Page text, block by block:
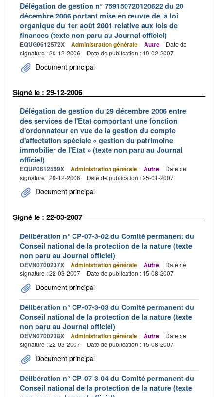
Délégation de gestion n° 759150720120622 du 20
décembre 2006 portant mise en œuvre de la loi
organique du 1er août 2001 relative aux lois de
finances (texte non paru au Journal officiel)
EQUG0612572X Administration générale Autre
Date de
signature : 20-12-2006
Date de publication : 10-02-2007
Document principal
Signé le : 29-12-2006
Délégation de gestion du 29 décembre 2006 entre
des services de l'Etat comportant une fonction
d'ordonnateur en vue de la gestion du compte
d'affectation spéciale « gestion du patrimoine
immobilier de l'Etat » (texte non paru au Journal
officiel)
EQUP0612569X Administration générale Autre
Date de
signature : 29-12-2006
Date de publication : 25-01-2007
Document principal
Signé le : 22-03-2007
Délibération n° CP-07-3-02 du Comité permanent du
Conseil national de la protection de la nature (texte
non paru au Journal officiel)
DEVN0700237X Administration générale Autre
Date de
signature : 22-03-2007
Date de publication : 15-08-2007
Document principal
Délibération n° CP-07-3-03 du Comité permanent du
Conseil national de la protection de la nature (texte
non paru au Journal officiel)
DEVN0700238X Administration générale Autre
Date de
signature : 22-03-2007
Date de publication : 15-08-2007
Document principal
Délibération n° CP-07-3-04 du Comité permanent du
Conseil national de la protection de la nature (texte